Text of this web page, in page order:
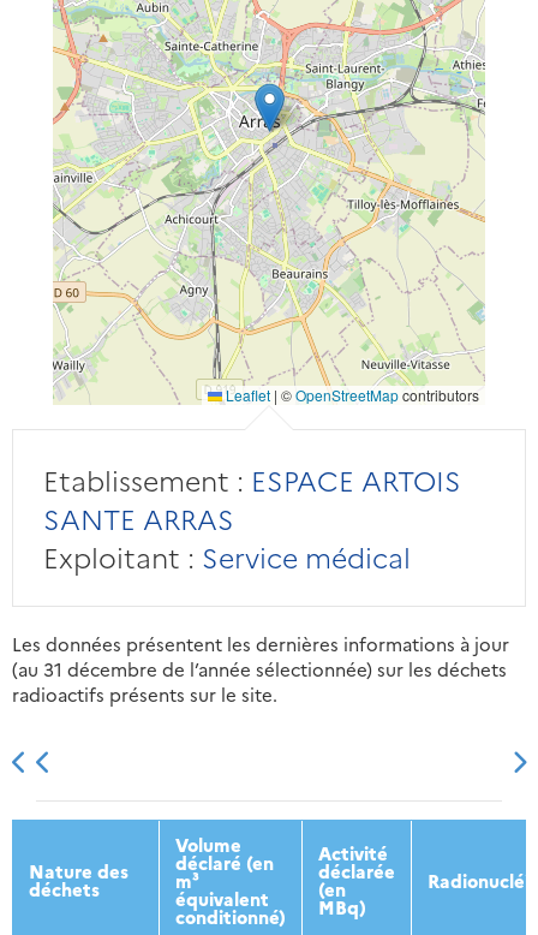
Leaflet | ©OpenStreetMapcontributors
Etablissement : ESPACE ARTOIS
SANTE ARRAS
Exploitant : Service médical
Les données présentent les dernières informations à jour
(au 31 décembre de l’année sélectionnée) sur les déchets
radioactifs présents sur le site.
2013 2014 2015 2016
Nature des
déchets
Volume
déclaré (en
m³
équivalent
conditionné)
Activité
déclarée
(en
MBq)